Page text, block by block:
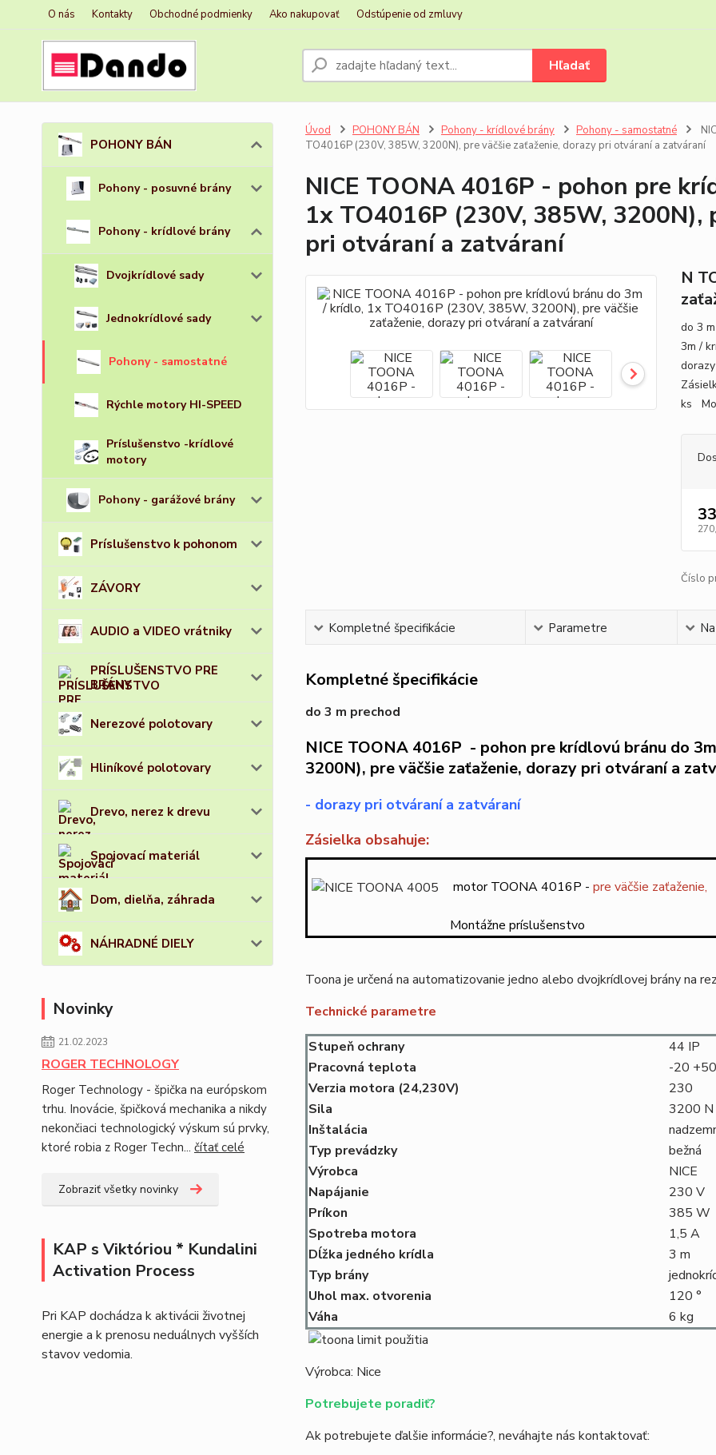
O nás Kontakty Obchodné podmienky Ako nakupovať Odstúpenie od zmluvy
Hľadať
POHONY BÁN
Pohony - posuvné brány
Pohony - krídlové brány
Dvojkrídlové sady
Jednokrídlové sady
Pohony - samostatné
Rýchle motory HI-SPEED
Príslušenstvo -krídlové
motory
Pohony - garážové brány
Príslušenstvo k pohonom
ZÁVORY
AUDIO a VIDEO vrátniky
PRÍSLUŠENSTVO PRE
BRÁNY
Nerezové polotovary
Hliníkové polotovary
Drevo, nerez k drevu
Spojovací materiál
Dom, dielňa, záhrada
NÁHRADNÉ DIELY
Novinky
21.02.2023
ROGER TECHNOLOGY
Roger Technology - špička na európskom
trhu. Inovácie, špičková mechanika a nikdy
nekončiaci technologický výskum sú prvky,
ktoré robia z Roger Techn... čítať celé
Zobraziť všetky novinky
KAP s Viktóriou * Kundalini
Activation Process
Pri KAP dochádza k aktivácii životnej
energie a k prenosu neduálnych vyšších
stavov vedomia.
Úvod POHONY BÁN Pohony - krídlové brány Pohony - samostatné
TO4016P (230V, 385W, 3200N), pre väčšie zaťaženie, dorazy pri otváraní a zatváraní
NICE TOONA 4016P - pohon pre
1x TO4016P (230V, 385W, 3200N),
pri otváraní a zatváraní
N
do 3
3m /
ks
Číslo
Kompletné špecifikácie Parametre
Kompletné špecifikácie
do 3 m prechod
NICE TOONA 4016P - pohon pre krídlovú bránu do
3200N), pre väčšie zaťaženie, dorazy pri otváraní a
- dorazy pri otváraní a zatváraní
Zásielka obsahuje:
motor TOONA 4016P - pre väčšie zaťaženie,
Montážne príslušenstvo
Toona je určená na automatizovanie jedno alebo dvojkrídlovej brány na
Technické parametre
Stupeň ochrany
44 IP
Pracovná teplota
-20
Verzia motora (24,230V)
230
Sila
3200 N
Inštalácia
Typ prevádzky
bežná
Výrobca
NICE
Napájanie
230 V
Príkon
385 W
Spotreba motora
1,5 A
Dĺžka jedného krídla
3 m
Typ brány
Uhol max. otvorenia
120 °
Váha
6 kg
Výrobca: Nice
Potrebujete poradiť?
Ak potrebujete ďalšie informácie?, neváhajte nás kontaktovať: